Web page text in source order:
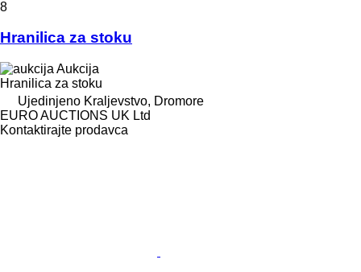
8
Hranilica za stoku
Aukcija
Hranilica za stoku
Ujedinjeno Kraljevstvo, Dromore
EURO AUCTIONS UK Ltd
Kontaktirajte prodavca